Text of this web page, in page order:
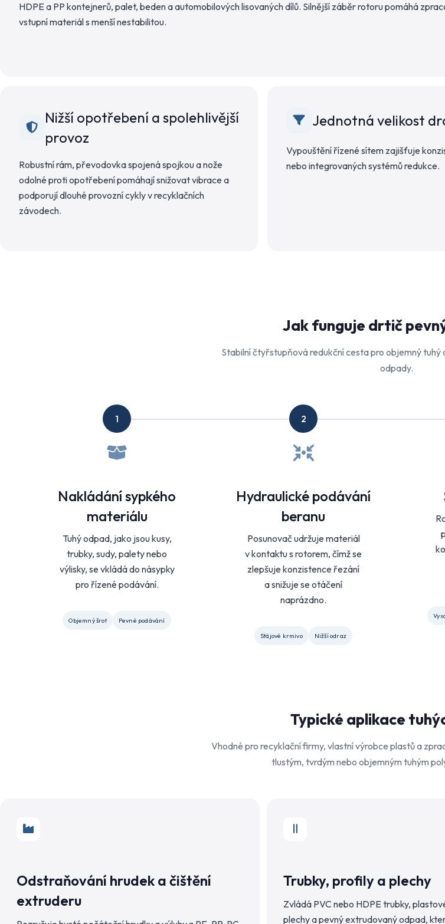
HDPE a PP kontejnerů, palet, beden a automobilových lisovaných dílů. Silnější záběr rotoru pomáhá
vstupní materiál s menší nestabilitou.
Nižší opotřebení a spolehlivější
provoz
Robustní rám, převodovka spojená spojkou a nože
odolné proti opotřebení pomáhají snižovat vibrace a
podporují dlouhé provozní cykly v recyklačních
závodech.
Jednotná velikost
Vypouštění řízené sítem zajišťuje
nebo integrovaných systémů redukce.
Jak funguje drtič
Stabilní čtyřstupňová redukční cesta pro objemný tuhý
odpady.
1
Nakládání sypkého
materiálu
Tuhý odpad, jako jsou kusy,
trubky, sudy, palety nebo
výlisky, se vkládá do násypky
pro řízené podávání.
Objemný šrot Pevné podávání
2
Hydraulické podávání
beranu
Posunovač udržuje materiál
v kontaktu s rotorem, čímž se
zlepšuje konzistence řezání
a snižuje se otáčení
naprázdno.
Stájové krmivo Nižší odraz
Typické aplikace
Vhodné pro recyklační firmy, vlastní výrobce plastů a
tlustým, tvrdým nebo objemným tuhým
Odstraňování hrudek a čištění
extruderu
Trubky, profily a plechy
Zvládá PVC nebo HDPE trubky,
plechy a pevný extrudovaný odpad,